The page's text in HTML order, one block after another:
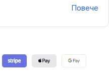
Повече